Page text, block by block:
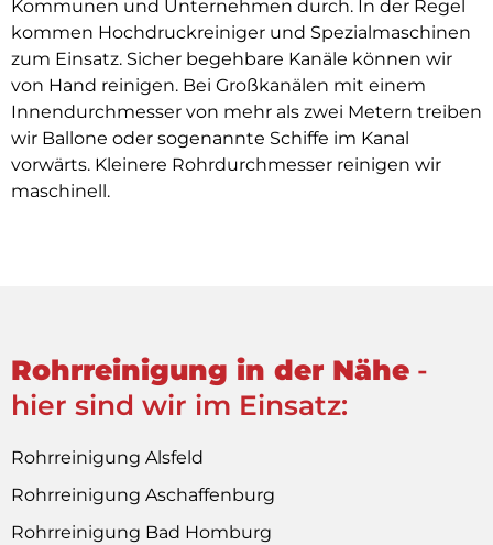
Kommunen und Unternehmen durch. In der Regel
kommen Hochdruckreiniger und Spezialmaschinen
zum Einsatz. Sicher begehbare Kanäle können wir
von Hand reinigen. Bei Großkanälen mit einem
Innendurchmesser von mehr als zwei Metern treiben
wir Ballone oder sogenannte Schiffe im Kanal
vorwärts. Kleinere Rohrdurchmesser reinigen wir
maschinell.
Rohrreinigung in der Nähe -
hier sind wir im Einsatz:
Rohrreinigung Alsfeld
Rohrreinigung Aschaffenburg
Rohrreinigung Bad Homburg